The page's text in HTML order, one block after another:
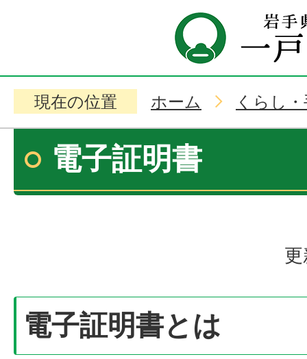
現在の位置 ホーム くらし
電子証明書
電子証明書とは